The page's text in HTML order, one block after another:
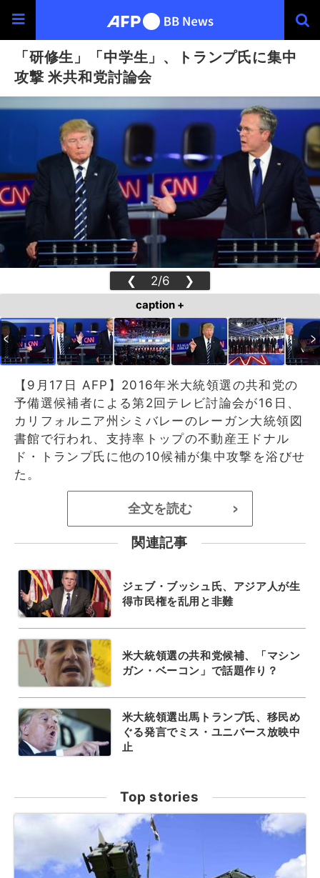
「研修生」「中学生」、トランプ氏に集中
攻撃 米共和党討論会
❮ 2/6 ❯
caption +
【9月17日 AFP】2016年米大統領選の共和党の
予備選候補者による第2回テレビ討論会が16日、
カリフォルニア州シミバレーのレーガン大統領図
書館で行われ、支持率トップの不動産王ドナル
ド・トランプ氏に他の10候補が集中攻撃を浴びせ
た。
全文を読む >
関連記事
ジェブ・ブッシュ氏、アジア人が生
得市民権を乱用と非難
米大統領選の共和党候補、「マシン
ガン・ベーコン」で話題作り？
米大統領選出馬トランプ氏、移民め
ぐる発言でミス・ユニバース放映中
止
Top stories